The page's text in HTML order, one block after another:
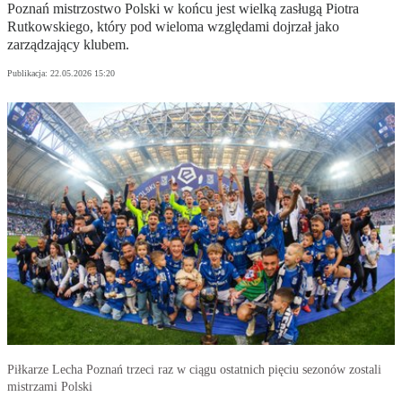
Poznań mistrzostwo Polski w końcu jest wielką zasługą Piotra
Rutkowskiego, który pod wieloma względami dojrzał jako
zarządzający klubem.
Publikacja: 22.05.2026 15:20
Piłkarze Lecha Poznań trzeci raz w ciągu ostatnich pięciu sezonów zostali
mistrzami Polski